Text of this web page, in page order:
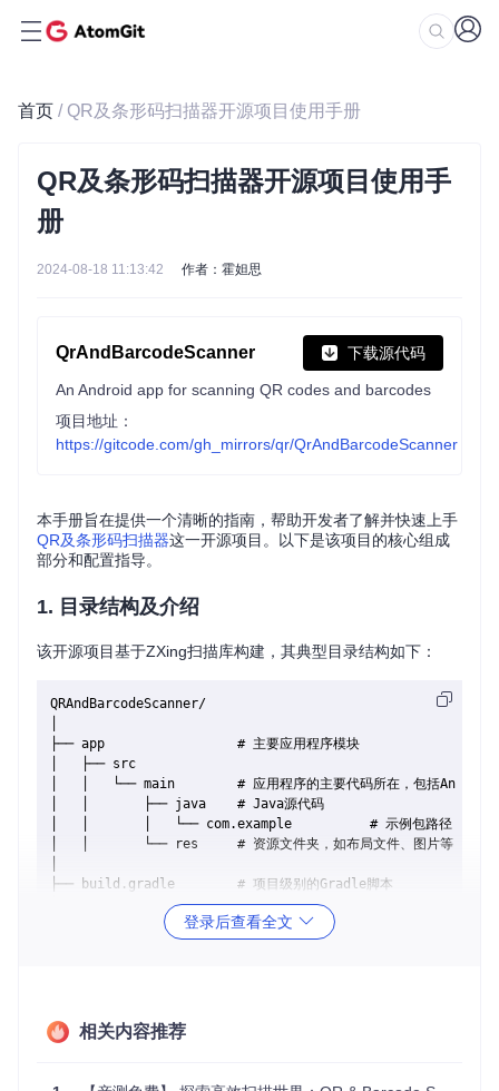
首页 / QR及条形码扫描器开源项目使用手册
QR及条形码扫描器开源项目使用手
册
2024-08-18 11:13:42 作者：霍妲思
QrAndBarcodeScanner 下载源代码
An Android app for scanning QR codes and barcodes
项目地址：
https://gitcode.com/gh_mirrors/qr/QrAndBarcodeScanner
本手册旨在提供一个清晰的指南，帮助开发者了解并快速上手
QR及条形码扫描器这一开源项目。以下是该项目的核心组成
部分和配置指导。
1. 目录结构及介绍
该开源项目基于ZXing扫描库构建，其典型目录结构如下：
QRAndBarcodeScanner/
├── app                 # 主要应用程序模块
│   ├── src
│   │   └── main        # 应用程序的主要代码所在，包括
│   │       ├── java    # Java源代码
│   │       │   └── com.example          # 示例包路径，含主要
│   │       └── res     # 资源文件夹，如布局文件、图片等
│
├── build.gradle        # 项目级别的Gradle脚本
├── README.md           # 项目说明文档
其他业务相关的类。
src/main/res
登录后查看全文
相关内容推荐